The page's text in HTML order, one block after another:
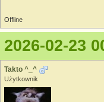
Offline
2026-02-23
Takto ^_^
Użytkownik